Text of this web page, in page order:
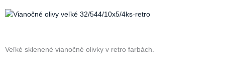
Veľké sklenené vianočné olivky v retro farbách.